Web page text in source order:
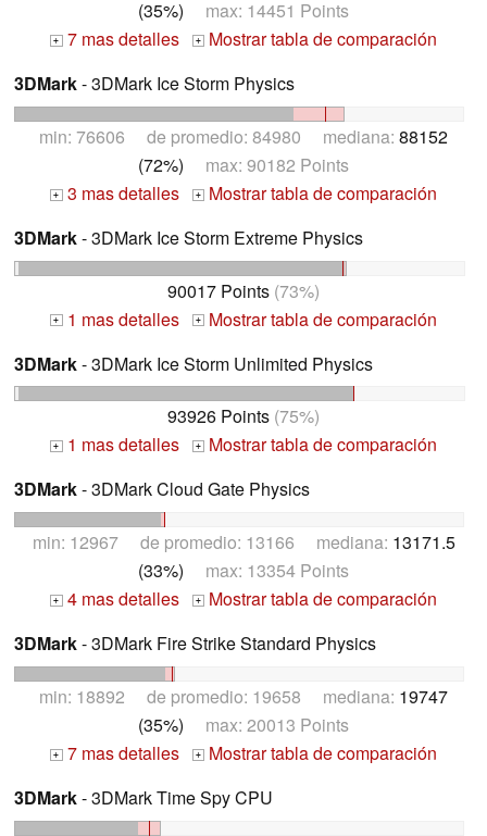
(35%) max: 14451 Points
+ 7 mas detalles +
Mostrar tabla de comparación
3DMark- 3DMark Ice Storm Physics
min: 76606 de promedio: 84980 mediana: 88152
(72%) max: 90182 Points
+ 3 mas detalles +
Mostrar tabla de comparación
3DMark- 3DMark Ice Storm Extreme Physics
90017 Points (73%)
+ 1 mas detalles +
Mostrar tabla de comparación
3DMark- 3DMark Ice Storm Unlimited Physics
93926 Points (75%)
+ 1 mas detalles +
Mostrar tabla de comparación
3DMark- 3DMark Cloud Gate Physics
min: 12967 de promedio: 13166 mediana: 13171.5
(33%) max: 13354 Points
+ 4 mas detalles +
Mostrar tabla de comparación
3DMark- 3DMark Fire Strike Standard Physics
min: 18892 de promedio: 19658 mediana: 19747
(35%) max: 20013 Points
+ 7 mas detalles +
Mostrar tabla de comparación
3DMark- 3DMark Time Spy CPU